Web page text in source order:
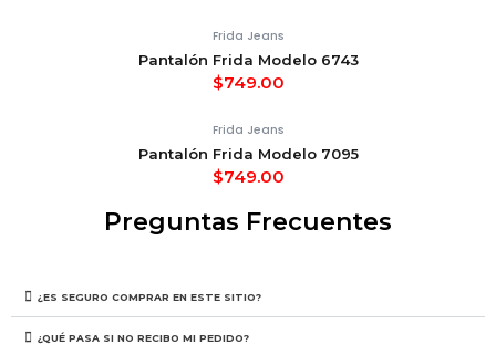
Frida Jeans
Pantalón Frida Modelo 6743
$749.00
Frida Jeans
Pantalón Frida Modelo 7095
$749.00
Preguntas Frecuentes
¿ES SEGURO COMPRAR EN ESTE SITIO?
¿QUÉ PASA SI NO RECIBO MI PEDIDO?